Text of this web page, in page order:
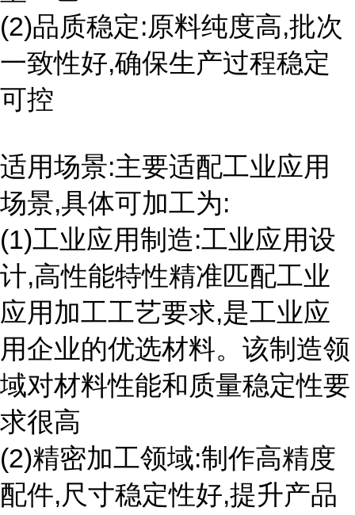
(2)品质稳定:原料纯度高,批次
一致性好,确保生产过程稳定
可控
适用场景:主要适配工业应用
场景,具体可加工为:
(1)工业应用制造:工业应用设
计,高性能特性精准匹配工业
应用加工工艺要求,是工业应
用企业的优选材料。该制造领
域对材料性能和质量稳定性要
求很高
(2)精密加工领域:制作高精度
配件,尺寸稳定性好,提升产品